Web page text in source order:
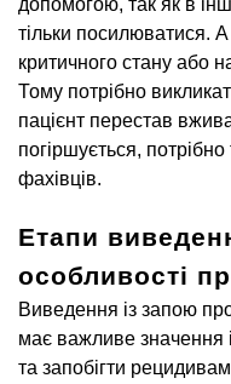
допомогою, так як в
тільки посилюватися.
критичного стану або
Тому потрібно
пацієнт перестав
погіршується,
фахівців.
Етапи
особливості
Виведення із запою
має важливе значення
та запобігти